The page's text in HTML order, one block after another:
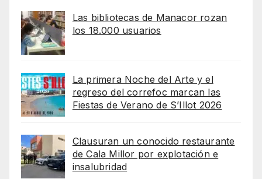
Las bibliotecas de Manacor rozan
los 18.000 usuarios
La primera Noche del Arte y el
regreso del correfoc marcan las
Fiestas de Verano de S’Illot 2026
Clausuran un conocido restaurante
de Cala Millor por explotación e
insalubridad